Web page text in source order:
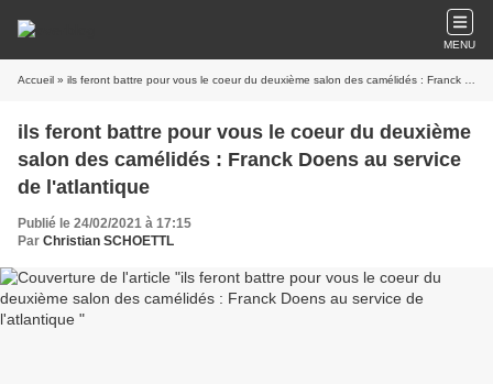
MENU
Accueil » ils feront battre pour vous le coeur du deuxième salon des camélidés : Franck Doens au service de l'atlantique
ils feront battre pour vous le coeur du deuxième
salon des camélidés : Franck Doens au service
de l'atlantique
Publié le 24/02/2021 à 17:15
Par Christian SCHOETTL